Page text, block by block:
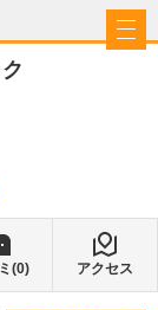
(0) アクセス